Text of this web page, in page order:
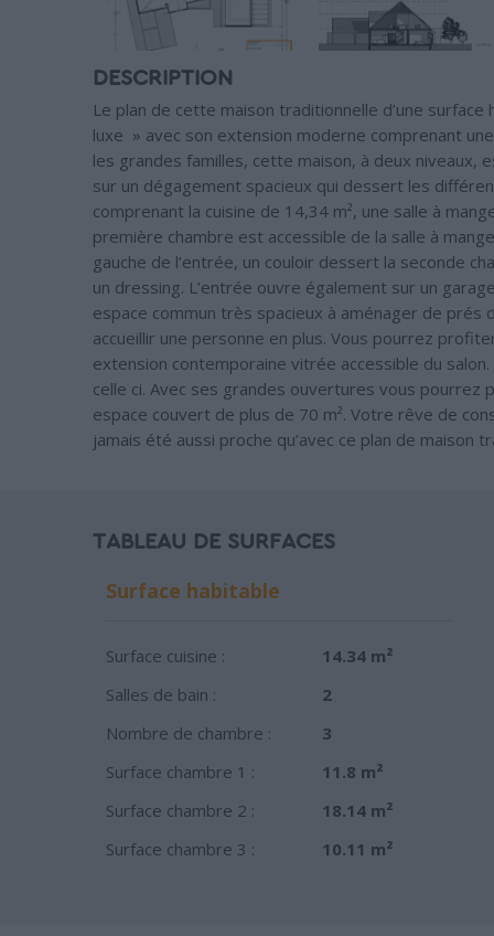
DESCRIPTION
Le plan de cette maison traditionnelle d’une
luxe » avec son extension moderne comprenant
les grandes familles, cette maison, à deux niveaux,
sur un dégagement spacieux qui dessert les
comprenant la cuisine de 14,34 m², une salle à
première chambre est accessible de la salle à
gauche de l’entrée, un couloir dessert la seconde
un dressing. L’entrée ouvre également sur un
espace commun très spacieux à aménager de prés
accueillir une personne en plus. Vous pourrez
extension contemporaine vitrée accessible du
celle ci. Avec ses grandes ouvertures vous pourrez
espace couvert de plus de 70 m². Votre rêve de
jamais été aussi proche qu’avec ce plan de
TABLEAU DE SURFACES
Surface habitable
Surface cuisine :
14.34 m²
Salles de bain :
2
Nombre de chambre :
3
Surface chambre 1 :
11.8 m²
Surface chambre 2 :
18.14 m²
Surface chambre 3 :
10.11 m²